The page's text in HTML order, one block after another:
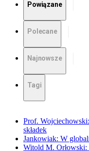
Powiązane
Polecane
Najnowsze
Tagi
Prof.
składek
Jankowiak: W
Witold M.